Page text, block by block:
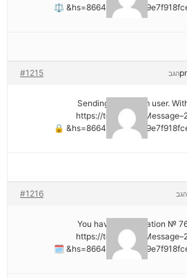
#1215 הגב
🔒 Sending a gift from user.
https://telegra.ph/
#1216 הגב
🗓 You have a notification №
https://telegra.ph/